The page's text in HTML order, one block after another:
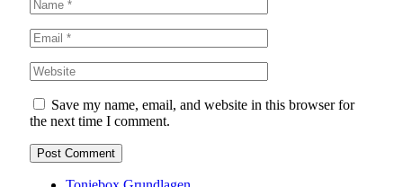
Save my name, email, and website in this browser for
the next time I comment.